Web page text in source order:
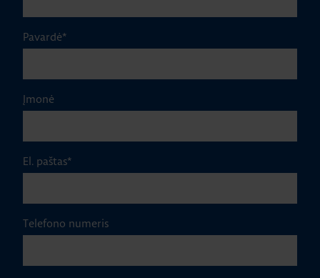
Pavardė*
Įmonė
El. paštas*
Telefono numeris